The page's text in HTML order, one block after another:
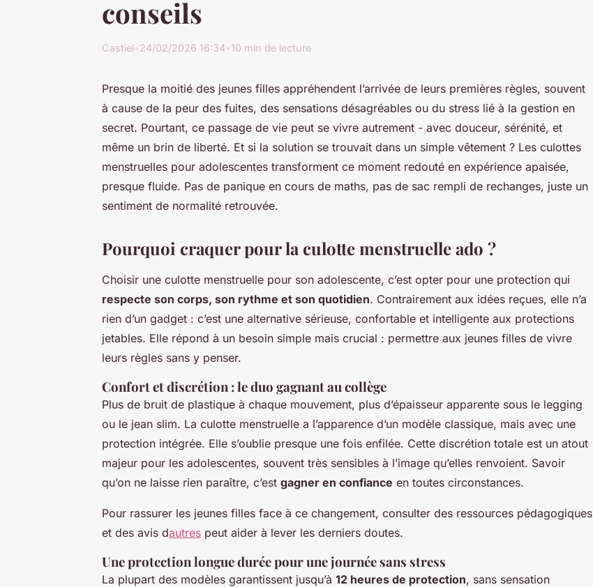
conseils
Castiel•24/02/2026 16:34•10 min de lecture
Presque la moitié des jeunes filles appréhendent l’arrivée de leurs premières règles, souvent
à cause de la peur des fuites, des sensations désagréables ou du stress lié à la gestion en
secret. Pourtant, ce passage de vie peut se vivre autrement - avec douceur, sérénité, et
même un brin de liberté. Et si la solution se trouvait dans un simple vêtement ? Les culottes
menstruelles pour adolescentes transforment ce moment redouté en expérience apaisée,
presque fluide. Pas de panique en cours de maths, pas de sac rempli de rechanges, juste un
sentiment de normalité retrouvée.
Pourquoi craquer pour la culotte menstruelle ado ?
Choisir une culotte menstruelle pour son adolescente, c’est opter pour une protection qui
respecte son corps, son rythme et son quotidien. Contrairement aux idées reçues, elle n’a
rien d’un gadget : c’est une alternative sérieuse, confortable et intelligente aux protections
jetables. Elle répond à un besoin simple mais crucial : permettre aux jeunes filles de vivre
leurs règles sans y penser.
Confort et discrétion : le duo gagnant au collège
Plus de bruit de plastique à chaque mouvement, plus d’épaisseur apparente sous le legging
ou le jean slim. La culotte menstruelle a l’apparence d’un modèle classique, mais avec une
protection intégrée. Elle s’oublie presque une fois enfilée. Cette discrétion totale est un atout
majeur pour les adolescentes, souvent très sensibles à l’image qu’elles renvoient. Savoir
qu’on ne laisse rien paraître, c’est gagner en confiance en toutes circonstances.
Pour rassurer les jeunes filles face à ce changement, consulter des ressources pédagogiques
et des avis dautres peut aider à lever les derniers doutes.
Une protection longue durée pour une journée sans stress
La plupart des modèles garantissent jusqu’à 12 heures de protection, sans sensation